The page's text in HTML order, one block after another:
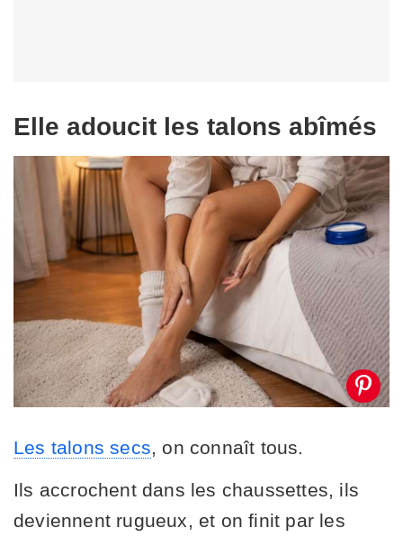
Elle adoucit les talons abîmés
Les talons secs, on connaît tous.
Ils accrochent dans les chaussettes, ils
deviennent rugueux, et on finit par les